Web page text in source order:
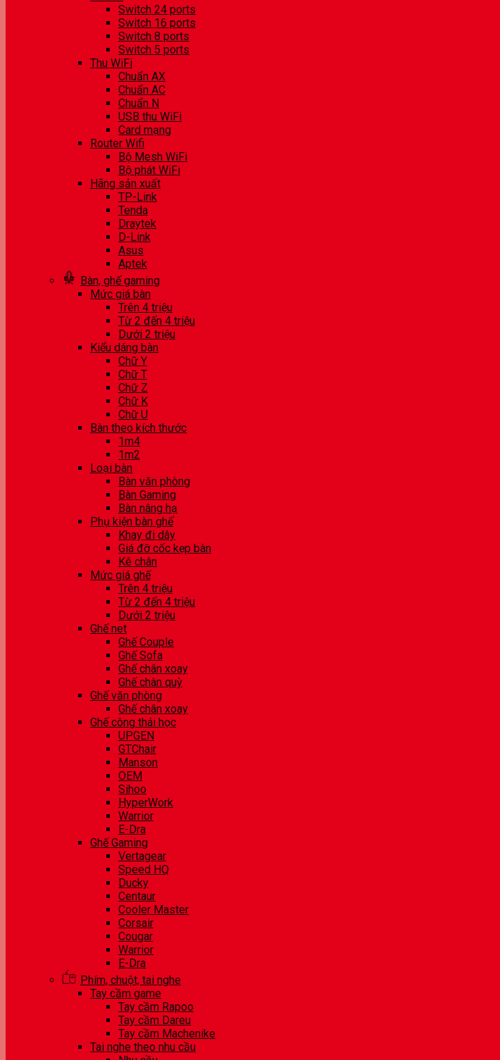
Switch 24 ports
Switch 16 ports
Switch 8 ports
Switch 5 ports
Thu WiFi
Chuẩn AX
Chuẩn AC
Chuẩn N
USB thu WiFi
Card mạng
Router Wifi
Bộ Mesh WiFi
Bộ phát WiFi
Hãng sản xuất
TP-Link
Tenda
Draytek
D-Link
Asus
Aptek
Bàn, ghế gaming
Mức giá bàn
Trên 4 triệu
Từ 2 đến 4 triệu
Dưới 2 triệu
Kiểu dáng bàn
Chữ Y
Chữ T
Chữ Z
Chữ K
Chữ U
Bàn theo kích thước
1m4
1m2
Loại bàn
Bàn văn phòng
Bàn Gaming
Bàn nâng hạ
Phụ kiện bàn ghế
Khay đi dây
Giá đỡ cốc kẹp bàn
Kê chân
Mức giá ghế
Trên 4 triệu
Từ 2 đến 4 triệu
Dưới 2 triệu
Ghế net
Ghế Couple
Ghế Sofa
Ghế chân xoay
Ghế chân quỳ
Ghế văn phòng
Ghế chân xoay
Ghế công thái học
UPGEN
GTChair
Manson
OEM
Sihoo
HyperWork
Warrior
E-Dra
Ghế Gaming
Vertagear
Speed HQ
Ducky
Centaur
Cooler Master
Corsair
Cougar
Warrior
E-Dra
Phím, chuột, tai nghe
Tay cầm game
Tay cầm Rapoo
Tay cầm Dareu
Tay cầm Machenike
Tai nghe theo nhu cầu